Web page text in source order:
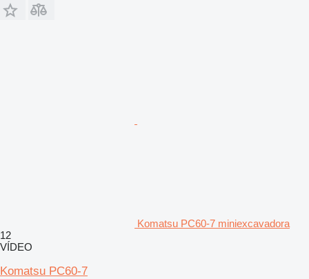
Komatsu PC60-7 miniexcavadora
12
VÍDEO
Komatsu PC60-7